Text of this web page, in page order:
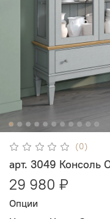
(0)
арт. 3049 Консоль
29 980 ₽
Опции